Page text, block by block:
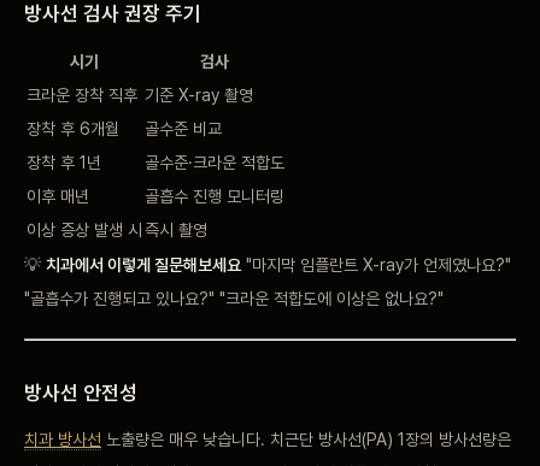
방사선 검사 권장 주기
시기
검사
크라운 장착 직후 기준 X-ray 촬영
장착 후 6개월
골수준 비교
장착 후 1년
골수준·크라운 적합도
이후 매년
골흡수 진행 모니터링
이상 증상 발생 시 즉시 촬영
💡 치과에서 이렇게 질문해보세요 "마지막 임플란트 X-ray가 언제였나요?"
"골흡수가 진행되고 있나요?" "크라운 적합도에 이상은 없나요?"
방사선 안전성
치과 방사선 노출량은 매우 낮습니다. 치근단 방사선(PA) 1장의 방사선량은